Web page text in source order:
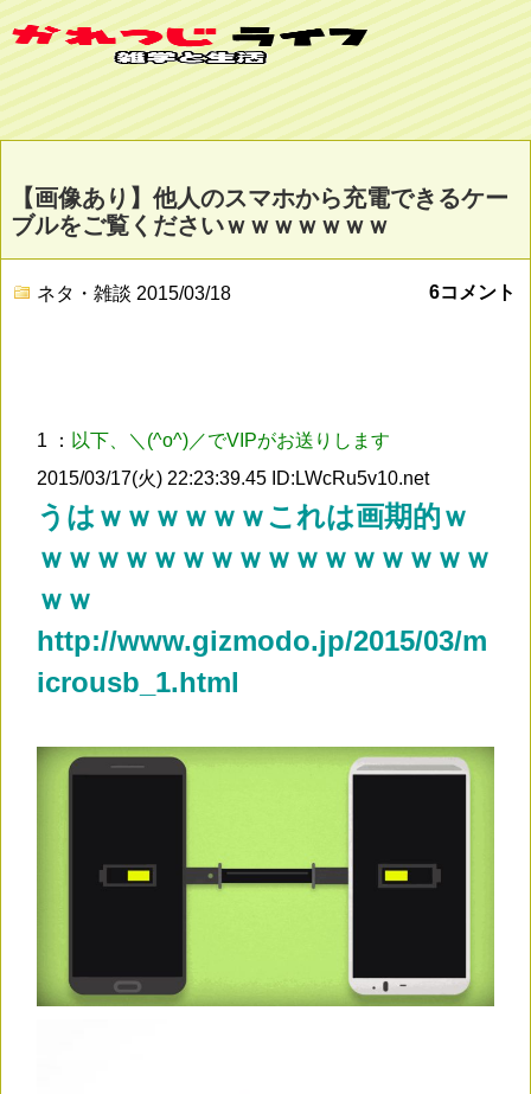
【画像あり】他人のスマホから充電できるケー
ブルをご覧くださいｗｗｗｗｗｗｗ
ネタ・雑談 2015/03/18 6コメント
1 ： 以下、＼(^o^)／でVIPがお送りします
2015/03/17(火) 22:23:39.45 ID:LWcRu5v10.net
うはｗｗｗｗｗｗこれは画期的ｗ
ｗｗｗｗｗｗｗｗｗｗｗｗｗｗｗｗ
ｗｗ
http://www.gizmodo.jp/2015/03/m
icrousb_1.html